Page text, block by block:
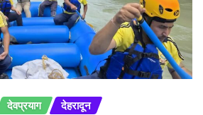
देवप्रयाग देहरादून